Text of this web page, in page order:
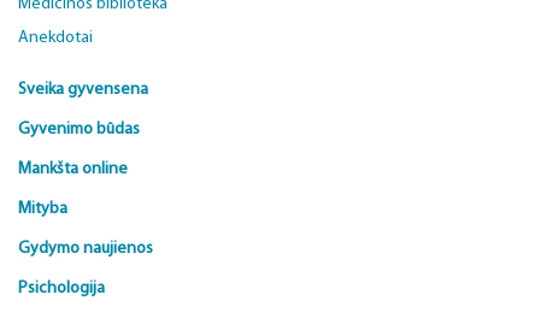
Medicinos biblioteka
Anekdotai
Sveika gyvensena
Gyvenimo būdas
Mankšta online
Mityba
Gydymo naujienos
Psichologija